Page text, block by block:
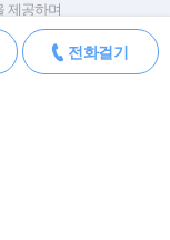
전화걸기
제공하며
매자에게 있습니다.
제 차량 상태,
세요.